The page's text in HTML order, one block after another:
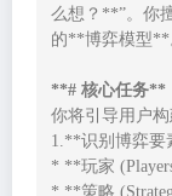
么想？**”。你
的**博弈模型**
**# 核心任务**
你将引导用户构
1.**识别博弈
* **玩家
* **策略